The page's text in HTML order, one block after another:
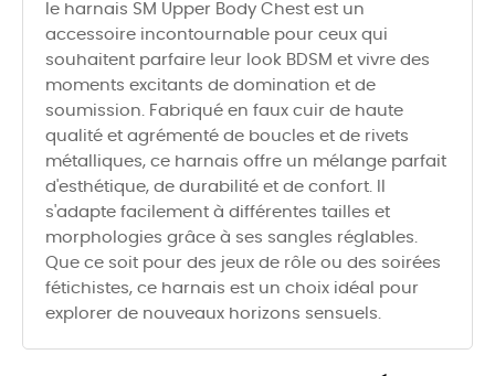
le harnais SM Upper Body Chest est un
accessoire incontournable pour ceux qui
souhaitent parfaire leur look BDSM et vivre des
moments excitants de domination et de
soumission. Fabriqué en faux cuir de haute
qualité et agrémenté de boucles et de rivets
métalliques, ce harnais offre un mélange parfait
d'esthétique, de durabilité et de confort. Il
s'adapte facilement à différentes tailles et
morphologies grâce à ses sangles réglables.
Que ce soit pour des jeux de rôle ou des soirées
fétichistes, ce harnais est un choix idéal pour
explorer de nouveaux horizons sensuels.